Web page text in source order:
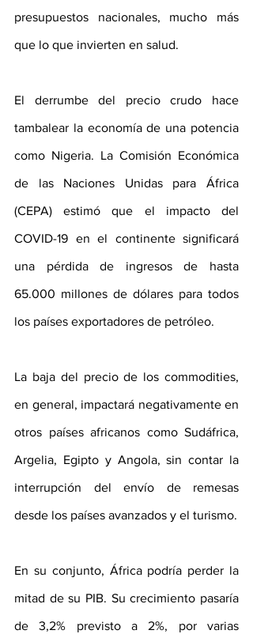
presupuestos nacionales, mucho más
que lo que invierten en salud.
El derrumbe del precio crudo hace
tambalear la economía de una potencia
como Nigeria. La Comisión Económica
de las Naciones Unidas para África
(CEPA) estimó que el impacto del
COVID-19 en el continente significará
una pérdida de ingresos de hasta
65.000 millones de dólares para todos
los países exportadores de petróleo.
La baja del precio de los commodities,
en general, impactará negativamente en
otros países africanos como Sudáfrica,
Argelia, Egipto y Angola, sin contar la
interrupción del envío de remesas
desde los países avanzados y el turismo.
En su conjunto, África podría perder la
mitad de su PIB. Su crecimiento pasaría
de 3,2% previsto a 2%, por varias